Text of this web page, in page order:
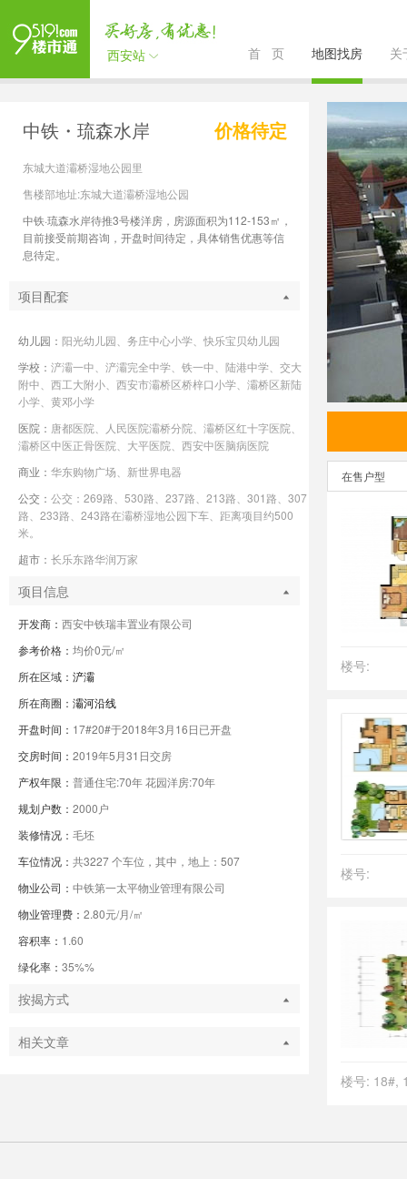
西安站 首 页 地图找房 关
中铁・琉森水岸 价格待定
东城大道灞桥湿地公园里
售楼部地址:东城大道灞桥湿地公园
中铁·琉森水岸待推3号楼洋房，房源面积为112-153㎡，
目前接受前期咨询，开盘时间待定，具体销售优惠等信
息待定。
项目配套
幼儿园： 阳光幼儿园、务庄中心小学、快乐宝贝幼儿园
学校： 浐灞一中、浐灞完全中学、铁一中、陆港中学、交大
附中、西工大附小、西安市灞桥区桥梓口小学、灞桥区新陆
小学、黄邓小学
医院： 唐都医院、人民医院灞桥分院、灞桥区红十字医院、
灞桥区中医正骨医院、大平医院、西安中医脑病医院
商业： 华东购物广场、新世界电器
公交： 公交：269路、530路、237路、213路、301路、307
路、233路、243路在灞桥湿地公园下车、距离项目约500
米。
超市： 长乐东路华润万家
项目信息
开发商： 西安中铁瑞丰置业有限公司
参考价格： 均价0元/㎡
所在区域： 浐灞
所在商圈： 灞河沿线
开盘时间： 17#20#于2018年3月16日已开盘
交房时间： 2019年5月31日交房
产权年限： 普通住宅:70年 花园洋房:70年
规划户数： 2000户
装修情况： 毛坯
车位情况： 共3227 个车位，其中，地上：507
物业公司： 中铁第一太平物业管理有限公司
物业管理费： 2.80元/月/㎡
容积率： 1.60
绿化率： 35%%
按揭方式
相关文章
在售户型
楼号:
楼号:
楼号: 18#,